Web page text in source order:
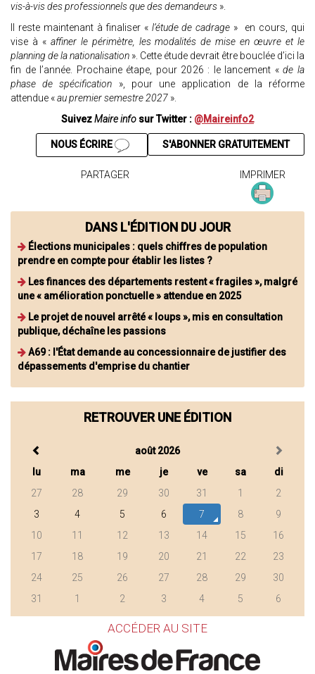
vis-à-vis des professionnels que des demandeurs ».
Il reste maintenant à finaliser «l’étude de cadrage » en cours, qui
vise à «affiner le périmètre, les modalités de mise en œuvre et le
planning de la nationalisation ». Cette étude devrait être bouclée d’ici la
fin de l’année. Prochaine étape, pour 2026 : le lancement «de la
phase de spécification », pour une application de la réforme
attendue «au premier semestre 2027 ».
SuivezMaire info sur Twitter : @Maireinfo2
S'ABONNER GRATUITEMENT
NOUS ÉCRIRE
PARTAGER IMPRIMER
DANS L'ÉDITION DU JOUR
Élections municipales : quels chiffres de population
prendre en compte pour établir les listes ?
Les finances des départements restent « fragiles », malgré
une « amélioration ponctuelle » attendue en 2025
Le projet de nouvel arrêté « loups », mis en consultation
publique, déchaîne les passions
A69 : l'État demande au concessionnaire de justifier des
dépassements d'emprise du chantier
RETROUVER UNE ÉDITION
août 2026
lu
ma me je ve sa
di
27
28 29 30 31 1
2
3
4 5 6 7 8
9
10
11 12 13 14 15
16
17
18 19 20 21 22
23
24
25 26 27 28 29
30
31
1 2 3 4 5 6
ACCÉDER AU SITE